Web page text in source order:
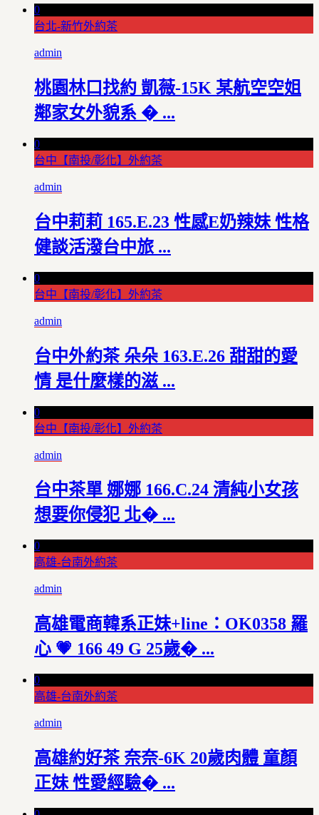
0
台北-新竹外約茶
admin
桃園林口找約 凱薇-15K 某航空空姐
鄰家女外貌系 � ...
0
台中【南投/彰化】外約茶
admin
台中莉莉 165.E.23 性感E奶辣妹 性格
健談活潑台中旅 ...
0
台中【南投/彰化】外約茶
admin
台中外約茶 朵朵 163.E.26 甜甜的愛
情 是什麼樣的滋 ...
0
台中【南投/彰化】外約茶
admin
台中茶單 娜娜 166.C.24 清純小女孩
想要你侵犯 北� ...
0
高雄-台南外約茶
admin
高雄電商韓系正妹+line：OK0358 羅
心 💗 166 49 G 25歲� ...
0
高雄-台南外約茶
admin
高雄約好茶 奈奈-6K 20歲肉體 童顏
正妹 性愛經驗� ...